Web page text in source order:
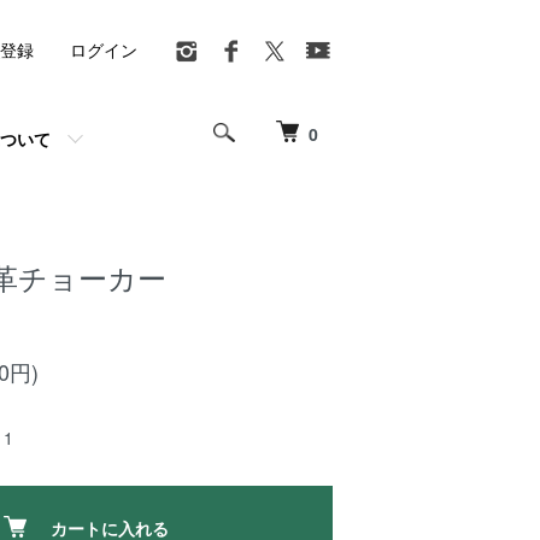
0
いて
録 ログイン
チョーカー
円)
カートに入れる